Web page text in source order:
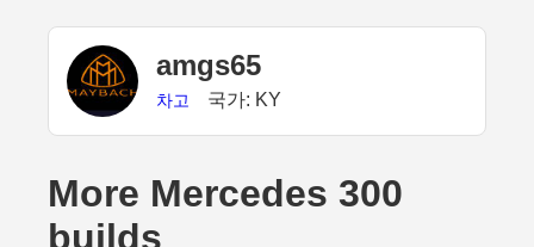
amgs65
차고 국가: KY
More Mercedes 300
builds